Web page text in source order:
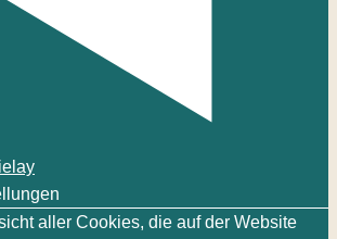
aller Cookies, die auf der Website